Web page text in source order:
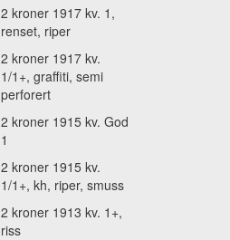
2 kroner 1917 kv. 1,
renset, riper
2 kroner 1917 kv.
1/1+, graffiti, semi
perforert
2 kroner 1915 kv. God
1
2 kroner 1915 kv.
1/1+, kh, riper, smuss
2 kroner 1913 kv. 1+,
riss